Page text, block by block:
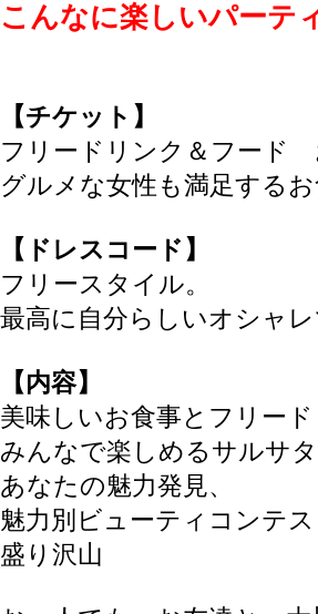
こんなに楽しいパーテ
【チケット】
フリードリンク＆フード
グルメな女性も満足する
【ドレスコード】
フリースタイル。
最高に自分らしいオシャ
【内容】
美味しいお食事とフリー
みんなで楽しめるサルサタ
あなたの魅力発見、
魅力別ビューティコンテ
盛り沢山